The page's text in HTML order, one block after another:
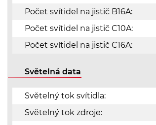
Počet svítidel na jistič B16A:
Počet svítidel na jistič C10A:
Počet svítidel na jistič C16A:
Světelná data
Světelný tok svítidla:
Světelný tok zdroje: